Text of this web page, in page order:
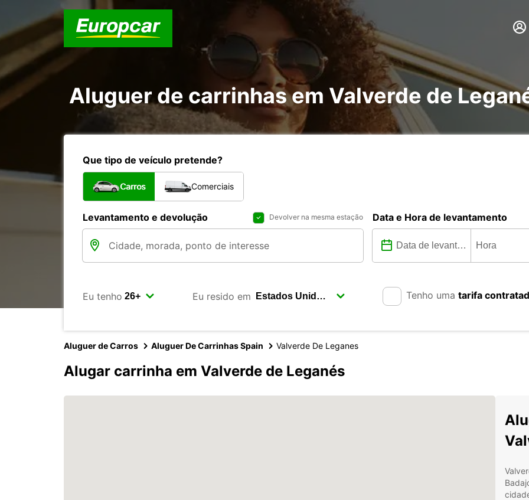
Aluguer de carrinhas em Valverde de
Que tipo de veículo pretende?
Carros Comerciais
Levantamento e devolução Devolver na mesma estação Data e Hora de levantamento
Eu tenho Eu resido em Tenho uma tarifa
Aluguer de Carros Aluguer De Carrinhas Spain Valverde De Leganes
Alugar carrinha em Valverde de Leganés